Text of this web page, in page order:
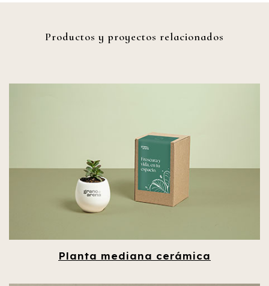
Productos y proyectos relacionados
Planta mediana cerámica